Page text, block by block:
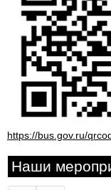
https://bus.gov.ru/
Наши